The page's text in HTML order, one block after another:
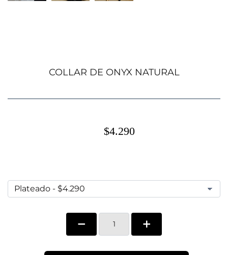
COLLAR DE ONYX NATURAL
$4.290